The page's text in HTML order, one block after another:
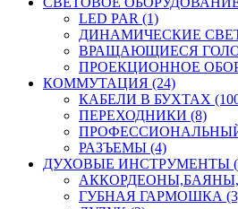
LED PAR (1)
ДИНАМИЧЕСКИЕ
ВРАЩАЮЩИЕСЯ
ПРОЕКЦИОННОЕ
КОММУТАЦИЯ (24)
КАБЕЛИ В БУХТАХ
ПЕРЕХОДНИКИ (8)
ПРОФЕССИОНАЛЬНЫЙ
РАЗЪЕМЫ (4)
ДУХОВЫЕ ИНСТРУМЕНТЫ
ГУБНАЯ ГАРМОШКА